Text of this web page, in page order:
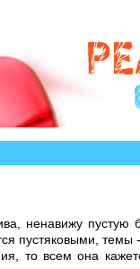
которых
ненавижу пустую
пустяковыми,
то всем она